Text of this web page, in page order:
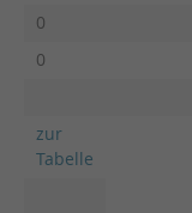
0
0
zur
Tabelle